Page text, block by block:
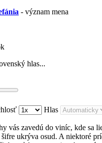
- význam mena
hlas...
Hlas
vás zavedú do viníc, kde sa
šifre ukrýva osud. A niektoré